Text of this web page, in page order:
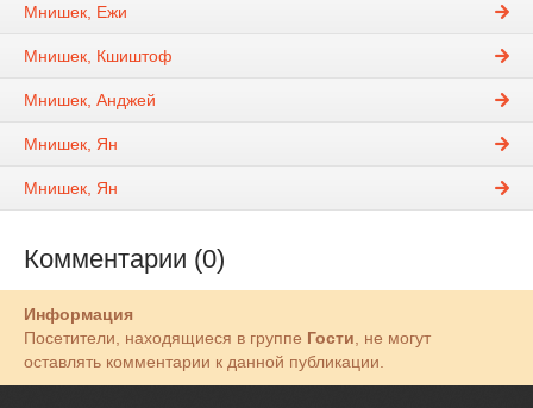
Мнишек, Ежи
Мнишек, Кшиштоф
Мнишек, Анджей
Мнишек, Ян
Мнишек, Ян
Комментарии (0)
Информация
Посетители, находящиеся в группе Гости, не могут
оставлять комментарии к данной публикации.